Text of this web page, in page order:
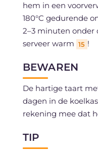
hem in een
180°C gedurende
2–3 minuten onder
serveer warm 15 !
BEWAREN
De hartige taart
dagen in de
rekening mee dat
TIP